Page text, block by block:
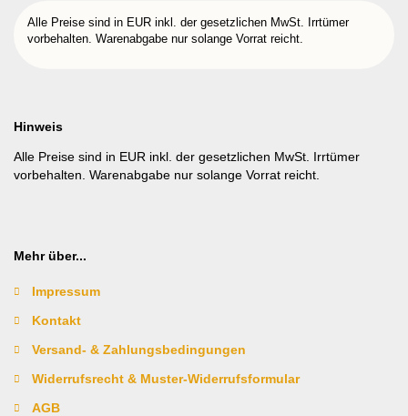
Alle Preise sind in EUR inkl. der gesetzlichen MwSt. Irrtümer
vorbehalten. Warenabgabe nur solange Vorrat reicht.
Hinweis
Alle Preise sind in EUR inkl. der gesetzlichen MwSt. Irrtümer
vorbehalten. Warenabgabe nur solange Vorrat reicht.
Mehr über...
Impressum
Kontakt
Versand- & Zahlungsbedingungen
Widerrufsrecht & Muster-Widerrufsformular
AGB